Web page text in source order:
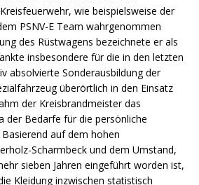
wie beispielsweise der
PSNV-E Team wahrgenommen
des Rüstwagens bezeichnete er als
insbesondere für die in den letzten
absolvierte Sonderausbildung der
überörtlich in den Einsatz
der Kreisbrandmeister das
der Bedarfe für die persönliche
auf dem hohen
Scharmbeck und dem Umstand,
sieben Jahren eingeführt worden ist,
Kleidung inzwischen statistisch